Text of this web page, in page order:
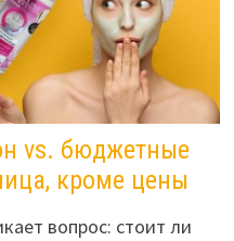
vs. бюджетные
кроме цены
вопрос: стоит ли